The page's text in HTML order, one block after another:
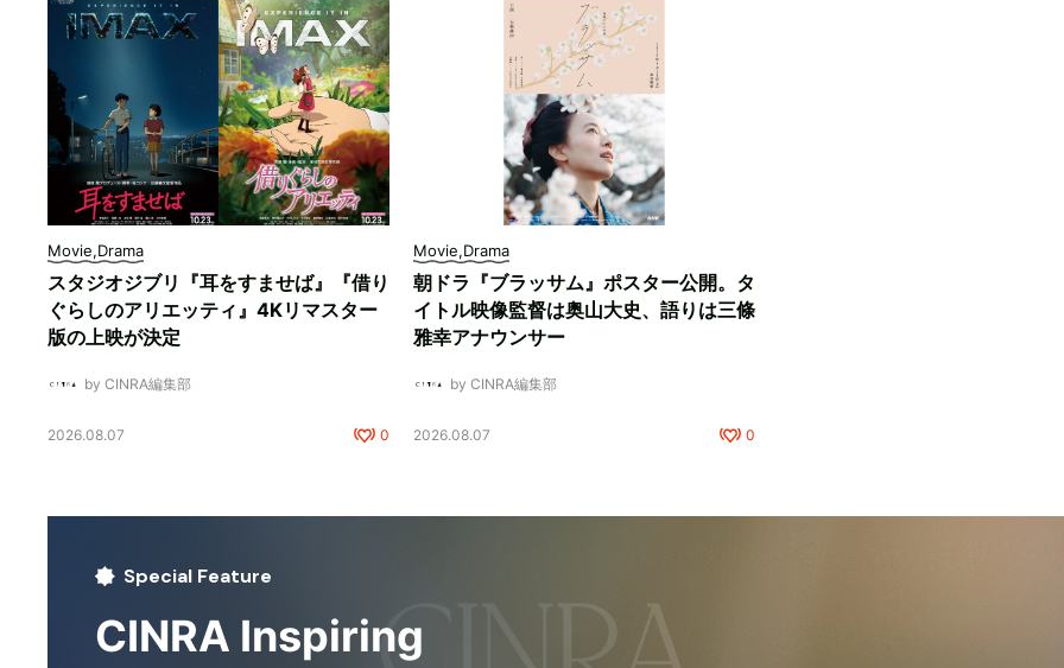
Movie,Drama
スタジオジブリ『耳をすませば』『借り
ぐらしのアリエッティ』4Kリマスター
版の上映が決定
by CINRA編集部
2026.08.07 0
Movie,Drama
朝ドラ『ブラッサム』ポスター公開。タ
イトル映像監督は奥山大史、語りは三條
雅幸アナウンサー
by CINRA編集部
2026.08.07 0
Special Feature
CINRA Inspiring